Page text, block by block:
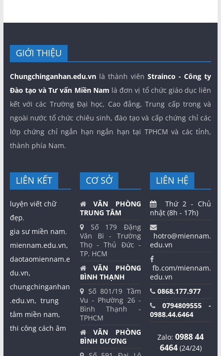
GIỚI THIỆU
Chungchinganhan.edu.vnlà thành viênStrainco - Công ty
Đào tạo và Tư vấn Miền Nam là đơn vị tổ chức giáo dục liên
kết với các Trường Đại học, Cao đẳng, Trung cấp trong và
ngoài nước tổ chức chiêu sinh, đào tạo và cấp chứng chỉ các
lớp chứng chỉ ngắn hạn ngắn hạn tại TPHCM và các tỉnh,
thành phía Nam.
LIÊN KẾT
luyện viết chữ
đẹp,
gia sư miền nam,
miennam.edu.vn,
daotaomiennam.e
du.vn,
chungchinganhan
.edu.vn, trung
tâm miền nam,
thi công cách âm
CƠ SỞ
VĂN PHÒNG
TRUNG TÂM
Số 179 Đặng
Văn Bi - Trường
Thọ - Thủ Đức -
TP. HCM
VĂN PHÒNG
BÌNH THẠNH
Số 801/19 Tầm
Vu - Phường 26 -
Bình Thạnh -
TPHCM
VĂN PHÒNG
BÌNH DƯƠNG
LIÊN HỆ
Thứ 2 - Chủ
nhật (8h - 17h)
hotro@miennam.
edu.vn
fb.com/miennam.
edu.vn
0868.177.977
0794809555 -
0988.44.6464
Zalo:0988 44
6464(24/24)